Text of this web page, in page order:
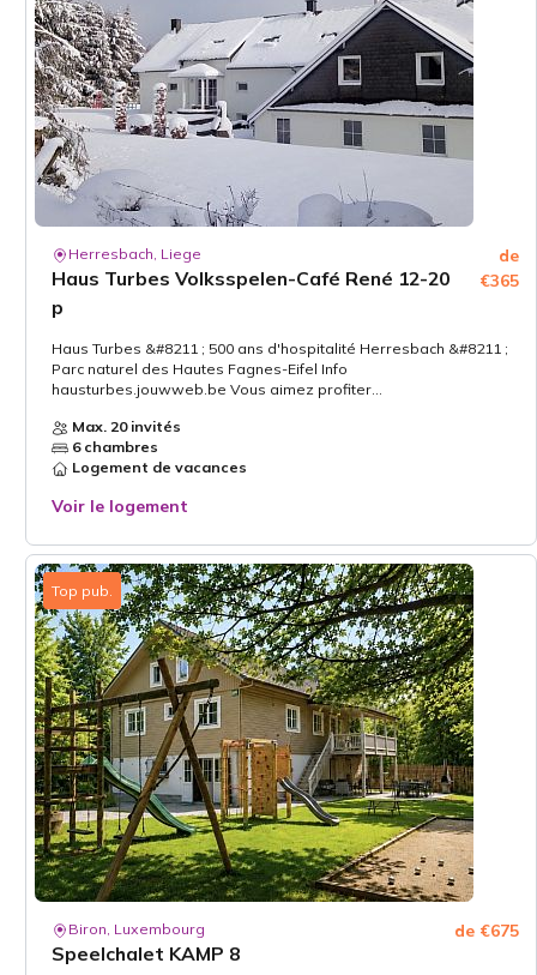
Herresbach, Liege
Haus Turbes Volksspelen-Café René 12-20
p
de
€365
Haus Turbes &#8211 ; 500 ans d'hospitalité Herresbach &#8211 ;
Parc naturel des Hautes Fagnes-Eifel Info
hausturbes.jouwweb.be Vous aimez profiter...
Max. 20 invités
6 chambres
Logement de vacances
Voir le logement
Top pub.
Biron, Luxembourg
Speelchalet KAMP 8
de €675